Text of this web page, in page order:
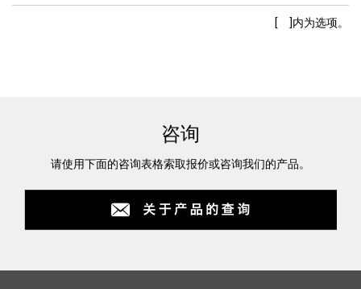
[ ]内为选项。
咨询
请使用下面的咨询表格索取报价或咨询我们的产品。